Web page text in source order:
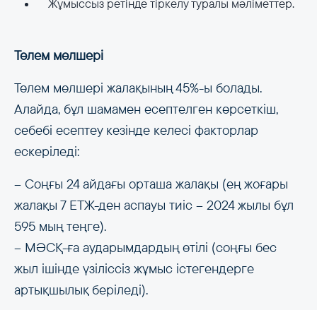
Жұмыссыз ретінде тіркелу туралы мәліметтер.
Төлем мөлшері
Төлем мөлшері жалақының 45%-ы болады.
Алайда, бұл шамамен есептелген көрсеткіш,
себебі есептеу кезінде келесі факторлар
ескеріледі:
– Соңғы 24 айдағы орташа жалақы (ең жоғары
жалақы 7 ЕТЖ-ден аспауы тиіс – 2024 жылы бұл
595 мың теңге).
– МӘСҚ-ға аударымдардың өтілі (соңғы бес
жыл ішінде үзіліссіз жұмыс істегендерге
артықшылық беріледі).